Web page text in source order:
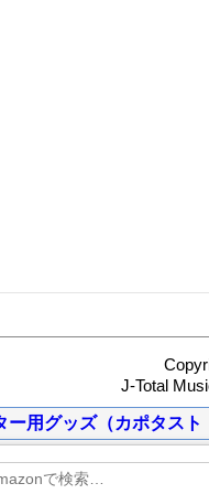
J-Total
ー用グッズ（カポタス